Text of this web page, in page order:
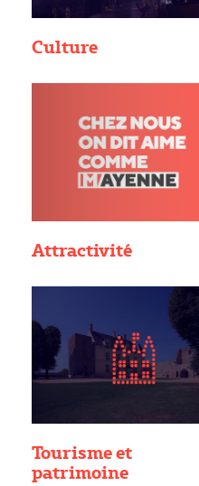
Culture
Attractivité
Tourisme et
patrimoine